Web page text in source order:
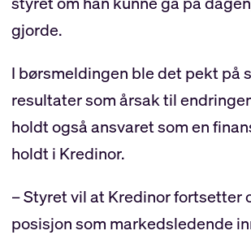
gjorde.
I børsmeldingen ble det pekt på
resultater som årsak til
holdt også ansvaret som en
holdt i Kredinor.
– Styret vil at Kredinor fortsetter
posisjon som markedsledende